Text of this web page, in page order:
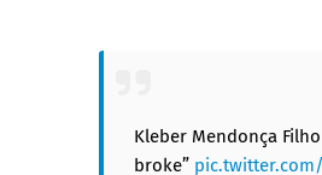
Kleber Mendonça
broke” pic.twitter.com/